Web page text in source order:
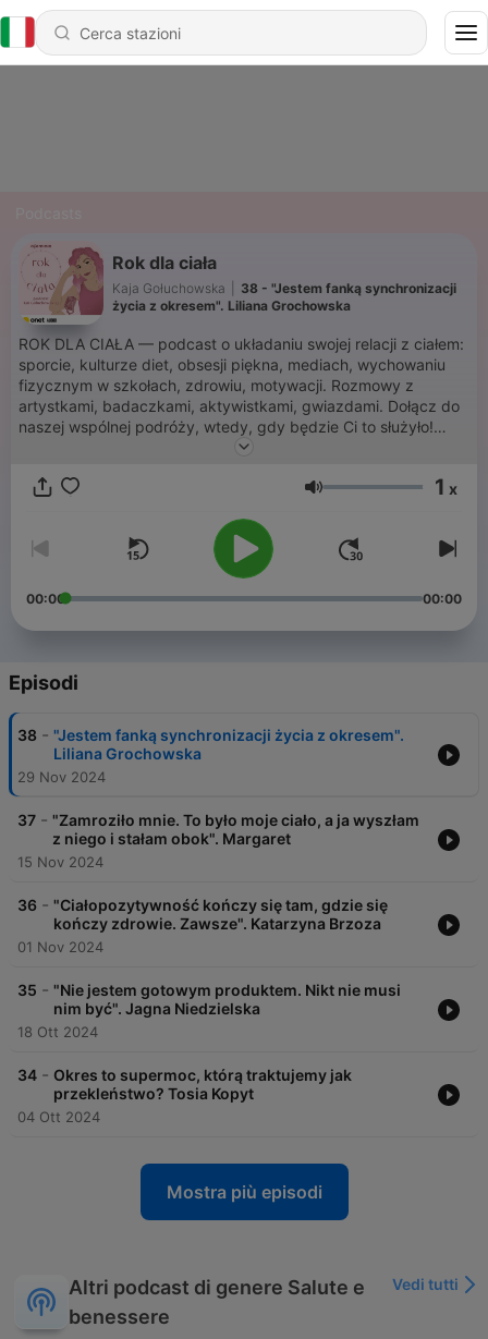
Rok dla ciała
Kaja Gołuchowska
38 - "Jestem fanką synchronizacji
życia z okresem". Liliana Grochowska
ROK DLA CIAŁA — podcast o układaniu swojej relacji z ciałem:
sporcie, kulturze diet, obsesji piękna, mediach, wychowaniu
fizycznym w szkołach, zdrowiu, motywacji. Rozmowy z
artystkami, badaczkami, aktywistkami, gwiazdami. Dołącz do
naszej wspólnej podróży, wtedy, gdy będzie Ci to służyło!
Poznaj różne perspektywy, posłuchaj, jak rozprawiamy się z
w budowaniu satysfakcjonującej relacji z ciałem. Na własnych
Zaprasza Kaja Gołuchowska
Volume 1 x
00:00 00:00
Episodi
38 - "Jestem fanką synchronizacji życia z okresem".
Liliana Grochowska
29 Nov 2024
37 - "Zamroziło mnie. To było moje ciało, a ja wyszłam
z niego i stałam obok". Margaret
15 Nov 2024
36 - "Ciałopozytywność kończy się tam, gdzie się
kończy zdrowie. Zawsze". Katarzyna Brzoza
01 Nov 2024
35 - "Nie jestem gotowym produktem. Nikt nie musi
nim być". Jagna Niedzielska
18 Ott 2024
34 - Okres to supermoc, którą traktujemy jak
przekleństwo? Tosia Kopyt
04 Ott 2024
Mostra più episodi
Altri podcast di genere Salute e
benessere
Vedi tutti